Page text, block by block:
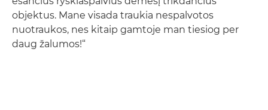
objektus. Mane visada traukia nespalvotos
nuotraukos, nes kitaip gamtoje man tiesiog per
daug žalumos!“